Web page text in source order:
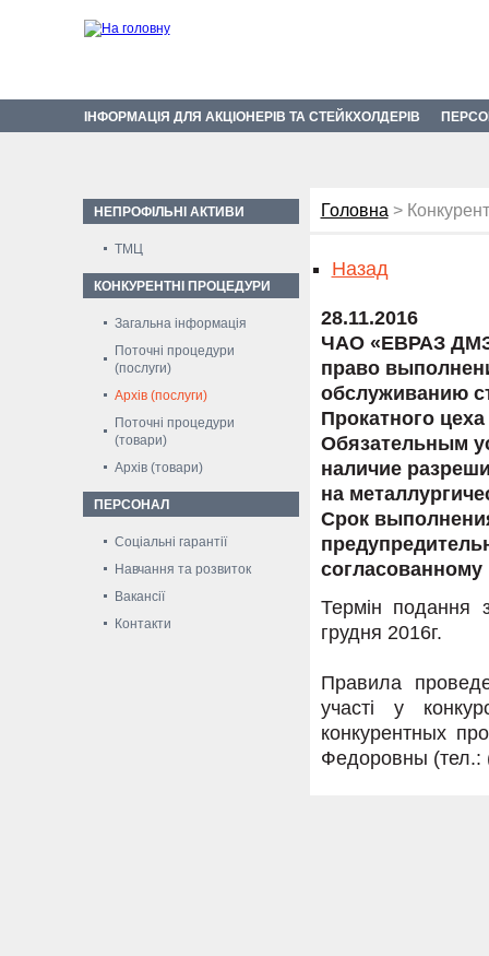
ІНФОРМАЦІЯ ДЛЯ АКЦІОНЕРІВ ТА СТЕЙКХОЛДЕРІВ
НЕПРОФІЛЬНІ АКТИВИ
ТМЦ
КОНКУРЕНТНІ ПРОЦЕДУРИ
Загальна інформація
Поточні процедури
(послуги)
Архів (послуги)
Поточні процедури
(товари)
Архів (товари)
ПЕРСОНАЛ
Соціальні гарантії
Навчання та розвиток
Вакансії
Контакти
Головна >
Назад
28.11.2016
ЧАО «ЕВРАЗ
право
обслуживанию
Прокатного
Обязательным
наличие
на
Срок
согласованному
Термін подання
грудня 2016г.
Правила
участі у
конкурентных
Федоровны (тел.: